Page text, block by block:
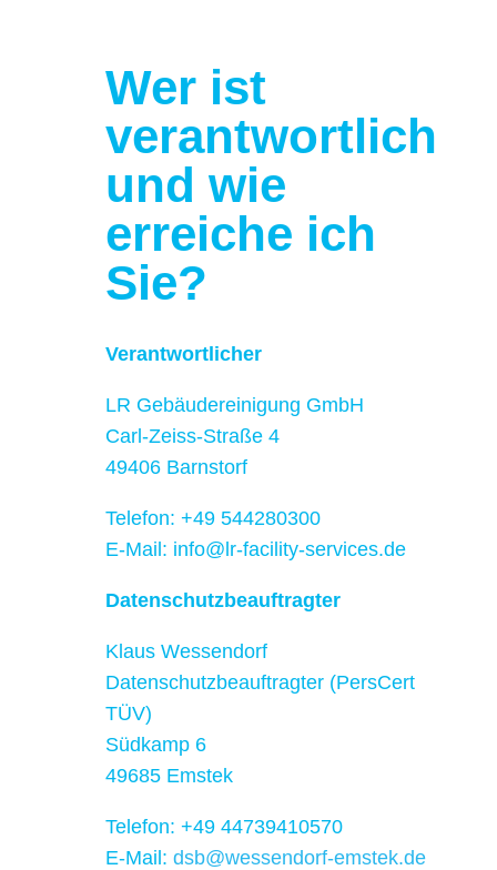
Wer ist
verantwortlich
und wie
erreiche ich
Sie?
Verantwortlicher
LR Gebäudereinigung GmbH
Carl-Zeiss-Straße 4
49406 Barnstorf
Telefon: +49 544280300
E-Mail: info@lr-facility-services.de
Datenschutzbeauftragter
Klaus Wessendorf
Datenschutzbeauftragter (PersCert
TÜV)
Südkamp 6
49685 Emstek
Telefon: +49 44739410570
E-Mail: dsb@wessendorf-emstek.de